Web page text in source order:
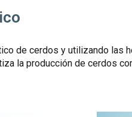
de cerdos y utilizando
la producción de cerdos